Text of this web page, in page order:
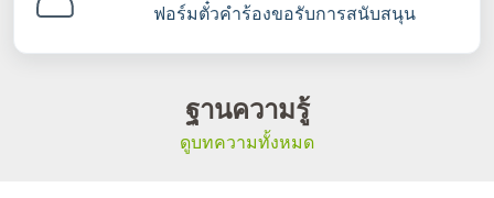
ฟอร์มตั๋วคำร้องขอรับการสนับสนุน
ฐานความรู้
ดูบทความทั้งหมด